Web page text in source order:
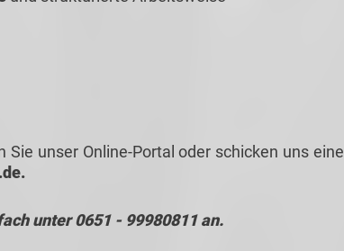
unser Online-Portal oder schicken uns eine
unter 0651 - 99980811 an.